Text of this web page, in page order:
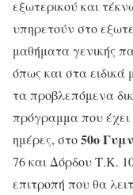
εξωτερικού και
υπηρετούν στο
μαθήματα γενικής
όπως και στα
τα προβλεπόμενα
πρόγραμμα που έχει
ημέρες, στο50ο
76 και Δόρδου Τ.Κ.
επιτροπή που θα